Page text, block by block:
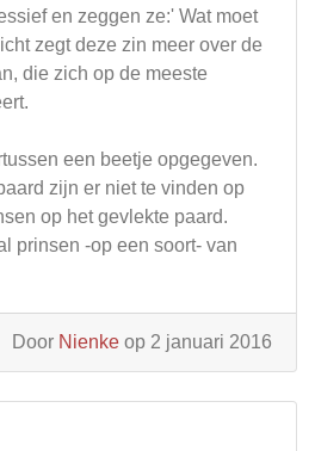
en zeggen ze:' Wat moet
zegt deze zin meer over de
die zich op de meeste
een beetje opgegeven.
zijn er niet te vinden op
op het gevlekte paard.
prinsen -op een soort- van
Door Nienke op 2 januari 2016